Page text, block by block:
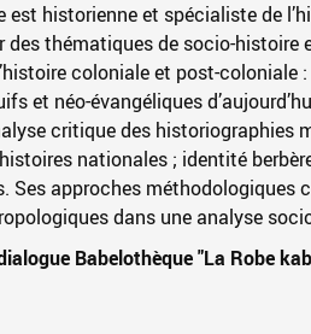
est historienne et spécialiste de
des thématiques de socio-histoire
coloniale et post-coloniale
et néo-évangéliques
critique des historiographies
nationales ; identité
Ses approches méthodologiques
dans une analyse
Babelothèque "La Robe